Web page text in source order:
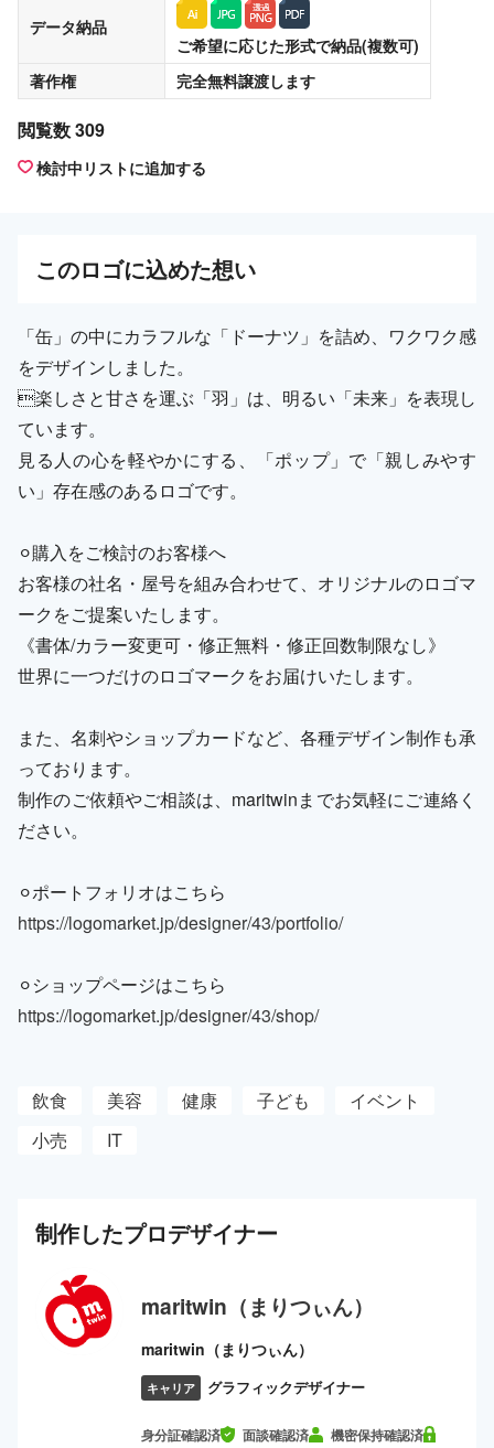
データ納品
ご希望に応じた形式で納品(複数可)
著作権
完全無料譲渡します
閲覧数 309
検討中リストに追加する
このロゴに込めた想い
「缶」の中にカラフルな「ドーナツ」を詰め、ワクワク感
をデザインしました。
楽しさと甘さを運ぶ「羽」は、明るい「未来」を表現し
ています。
見る人の心を軽やかにする、「ポップ」で「親しみやす
い」存在感のあるロゴです。
⚪︎購入をご検討のお客様へ
お客様の社名・屋号を組み合わせて、オリジナルのロゴマ
ークをご提案いたします。
《書体/カラー変更可・修正無料・修正回数制限なし》
世界に一つだけのロゴマークをお届けいたします。
また、名刺やショップカードなど、各種デザイン制作も承
っております。
制作のご依頼やご相談は、maritwinまでお気軽にご連絡く
ださい。
⚪︎ポートフォリオはこちら
https://logomarket.jp/designer/43/portfolio/
⚪︎ショップページはこちら
https://logomarket.jp/designer/43/shop/
飲食 美容 健康 子ども
イベント
小売
IT
制作したプロデザイナー
maritwin（まりつぃん）
maritwin（まりつぃん）
キャリア グラフィックデザイナー
身分証確認済 面談確認済 機密保持確認済